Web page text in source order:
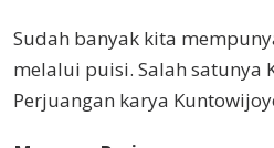
Sudah banyak kita
melalui puisi. Salah satunya
Perjuangan karya